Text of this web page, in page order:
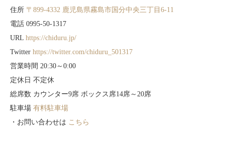
住所 〒899-4332 鹿児島県霧島市国分中央三丁目6-11
電話 0995-50-1317
URL https://chiduru.jp/
Twitter https://twitter.com/chiduru_501317
営業時間 20:30～0:00
定休日 不定休
総席数 カウンター9席 ボックス席14席～20席
駐車場 有料駐車場
・お問い合わせは こちら